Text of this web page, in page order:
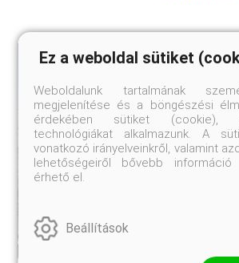
Ez a weboldal sütiket
Weboldalunk tartalmának
megjelenítése és a böngészési
érdekében sütiket (cookie),
technológiákat alkalmazunk. A
vonatkozó irányelveinkről, valamint
lehetőségeiről bővebb információ
érhető el.
Beállítások